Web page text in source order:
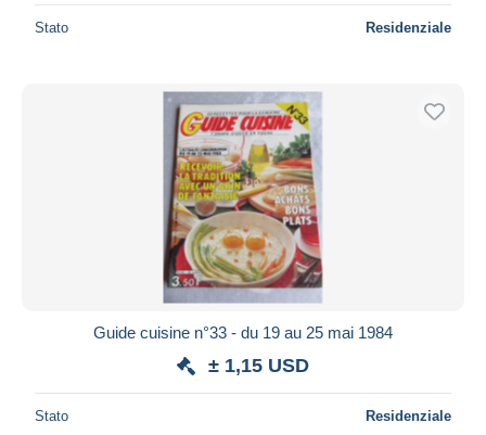
Stato Residenziale
Guide cuisine n°33 - du 19 au 25 mai 1984
± 1,15 USD
Stato Residenziale